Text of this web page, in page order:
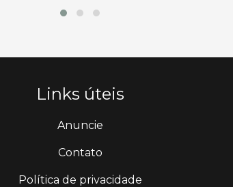
Links úteis
Anuncie
Contato
Política de privacidade